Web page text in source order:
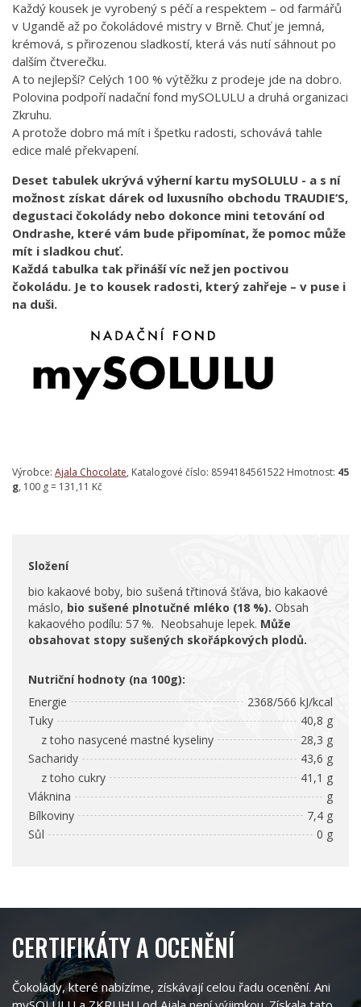
Každý kousek je vyrobený s péčí a respektem – od farmářů
v Ugandě až po čokoládové mistry v Brně. Chuť je jemná,
krémová, s přirozenou sladkostí, která vás nutí sáhnout po
dalším čtverečku.
A to nejlepší? Celých 100 % výtěžku z prodeje jde na dobro.
Polovina podpoří nadační fond mySOLULU a druhá organizaci
Zkruhu.
A protože dobro má mít i špetku radosti, schovává tahle
edice malé překvapení.
Deset tabulek ukrývá výherní kartu mySOLULU - a s ní
možnost získat dárek od luxusního obchodu TRAUDIE’S,
degustaci čokolády nebo dokonce mini tetování od
Ondrashe, které vám bude připomínat, že pomoc může
mít i sladkou chuť.
Každá tabulka tak přináší víc než jen poctivou
čokoládu. Je to kousek radosti, který zahřeje – v puse i
na duši.
Výrobce: Ajala Chocolate, Katalogové číslo: 8594184561522 Hmotnost: 45
g, 100 g = 131,11 Kč
Složení
bio kakaové boby, bio sušená třtinová šťáva, bio kakaové
máslo, bio sušené plnotučné mléko (18 %). Obsah
kakaového podílu: 57 %. Neobsahuje lepek. Může
obsahovat stopy sušených skořápkových plodů.
Nutriční hodnoty (na 100g):
Energie
2368/566 kJ/kcal
Tuky
40,8 g
z toho nasycené mastné kyseliny
28,3 g
Sacharidy
43,6 g
z toho cukry
41,1 g
Vláknina
g
Bílkoviny
7,4 g
Sůl
0 g
CERTIFIKÁTY A OCENĚNÍ
Čokolády, které nabízíme, získávají celou řadu ocenění. Ani